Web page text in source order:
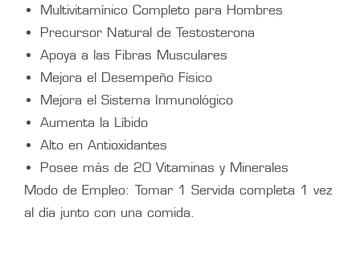
Multivitamínico Completo para Hombres
Precursor Natural de Testosterona
Apoya a las Fibras Musculares
Mejora el Desempeño Físico
Mejora el Sistema Inmunológico
Aumenta la Líbido
Alto en Antioxidantes
Posee más de 20 Vitaminas y Minerales
Modo de Empleo: Tomar 1 Servida completa 1 vez
al día junto con una comida.